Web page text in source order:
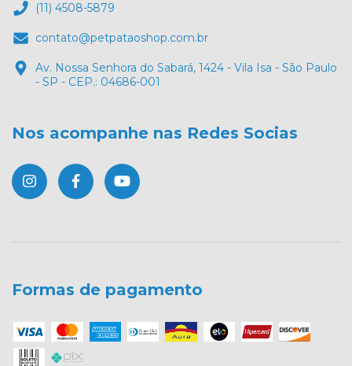
(11) 4508-5879
contato@petpataoshop.com.br
Av. Nossa Senhora do Sabará, 1424 - Vila Isa - São Paulo
- SP - CEP.: 04686-001
Nos acompanhe nas Redes Socias
Formas de pagamento